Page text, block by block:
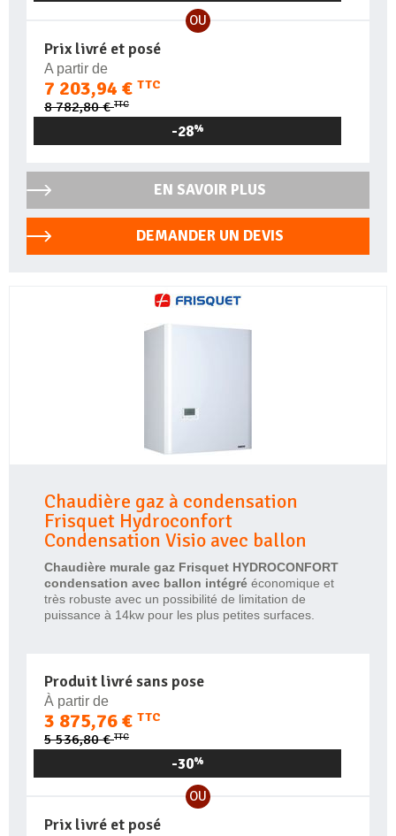
OU
Prix livré et posé
A partir de
7 203,94 € TTC
8 782,80 €TTC
-28%
EN SAVOIR PLUS
DEMANDER UN DEVIS
Chaudière gaz à condensation
Frisquet Hydroconfort
Condensation Visio avec ballon
Chaudière murale gaz Frisquet HYDROCONFORT
condensation avec ballon intégré économique et
très robuste avec un possibilité de limitation de
puissance à 14kw pour les plus petites surfaces.
Produit livré sans pose
À partir de
3 875,76 € TTC
5 536,80 €TTC
-30%
OU
Prix livré et posé